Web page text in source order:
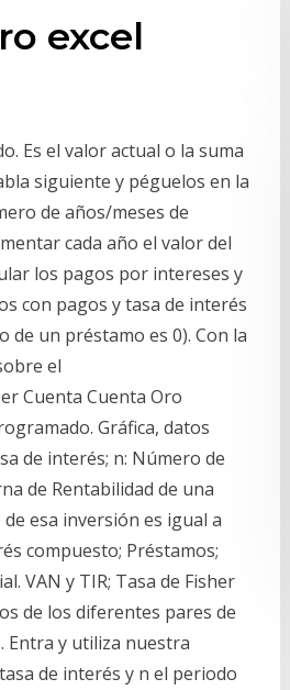
excel
Es el valor actual o la suma
siguiente y péguelos en la
de años/meses de
cada año el valor del
los pagos por intereses y
con pagos y tasa de interés
de un préstamo es 0). Con la
el
Cuenta Cuenta Oro
Gráfica, datos
de interés; n: Número de
de Rentabilidad de una
esa inversión es igual a
compuesto; Préstamos;
VAN y TIR; Tasa de Fisher
de los diferentes pares de
Entra y utiliza nuestra
de interés y n el periodo